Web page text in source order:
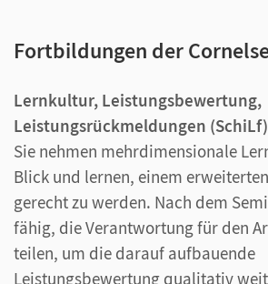
Fortbildungen der
Lernkultur, Leistungsbewertung,
Leistungsrückmeldungen (SchiLf)
Sie nehmen mehrdimensionale
Blick und lernen, einem
gerecht zu werden. Nach dem
fähig, die Verantwortung für den
teilen, um die darauf aufbauende
Leistungsbewertung qualitativ